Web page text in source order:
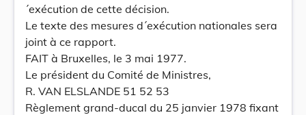
´exécution de cette décision.
Le texte des mesures d´exécution nationales sera
joint à ce rapport.
FAIT à Bruxelles, le 3 mai 1977.
Le président du Comité de Ministres,
R. VAN ELSLANDE 51 52 53
Règlement grand-ducal du 25 janvier 1978 fixant